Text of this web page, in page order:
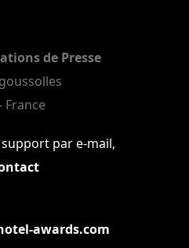
de Presse
France
par e-mail,
awards.com